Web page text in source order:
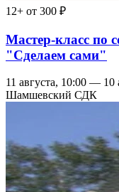
12+ от 300 ₽
Мастер-класс по
"Сделаем сами"
11 августа, 10:00 — 10
Шамшевский СДК